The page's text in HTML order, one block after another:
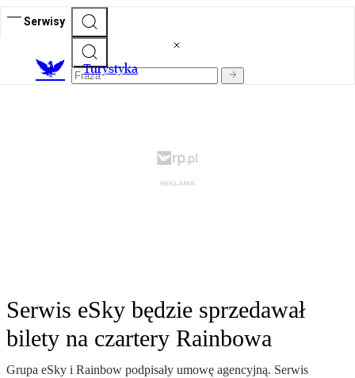
Serwisy
Turystyka
Serwis eSky będzie sprzedawał
bilety na czartery Rainbowa
Grupa eSky i Rainbow podpisały umowę agencyjną. Serwis